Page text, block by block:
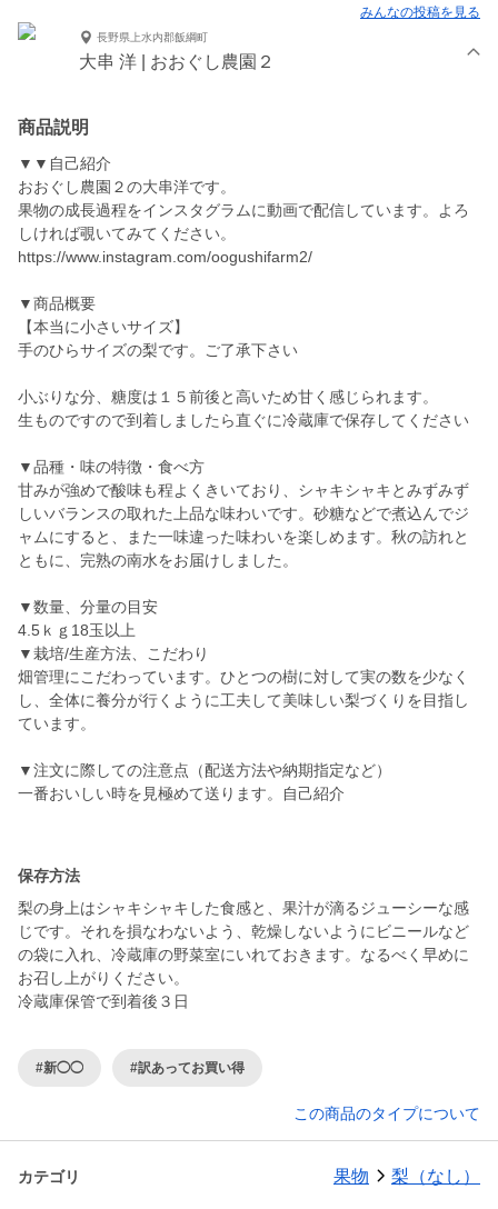
みんなの投稿を見る
長野県上水内郡飯綱町
大串 洋 | おおぐし農園２
商品説明
▼▼自己紹介
おおぐし農園２の大串洋です。
果物の成長過程をインスタグラムに動画で配信しています。よろ
しければ覗いてみてください。
https://www.instagram.com/oogushifarm2/
▼商品概要
【本当に小さいサイズ】
手のひらサイズの梨です。ご了承下さい
小ぶりな分、糖度は１５前後と高いため甘く感じられます。
生ものですので到着しましたら直ぐに冷蔵庫で保存してください
▼品種・味の特徴・食べ方
甘みが強めで酸味も程よくきいており、シャキシャキとみずみず
しいバランスの取れた上品な味わいです。砂糖などで煮込んでジ
ャムにすると、また一味違った味わいを楽しめます。秋の訪れと
ともに、完熟の南水をお届けしました。
▼数量、分量の目安
4.5ｋｇ18玉以上
▼栽培/生産方法、こだわり
畑管理にこだわっています。ひとつの樹に対して実の数を少なく
し、全体に養分が行くように工夫して美味しい梨づくりを目指し
ています。
▼注文に際しての注意点（配送方法や納期指定など）
一番おいしい時を見極めて送ります。自己紹介
保存方法
梨の身上はシャキシャキした食感と、果汁が滴るジューシーな感
じです。それを損なわないよう、乾燥しないようにビニールなど
の袋に入れ、冷蔵庫の野菜室にいれておきます。なるべく早めに
お召し上がりください。
冷蔵庫保管で到着後３日
#新◯◯ #訳あってお買い得
この商品のタイプについて
カテゴリ 果物 梨（なし）